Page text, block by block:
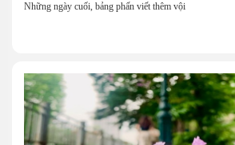
Những ngày cuối, bảng phấn viết thêm vội